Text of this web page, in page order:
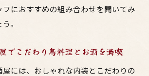
におすすめの組み合わせを聞いてみ
。
でこだわり鳥料理とお酒を満喫
には、おしゃれな内装とこだわりの